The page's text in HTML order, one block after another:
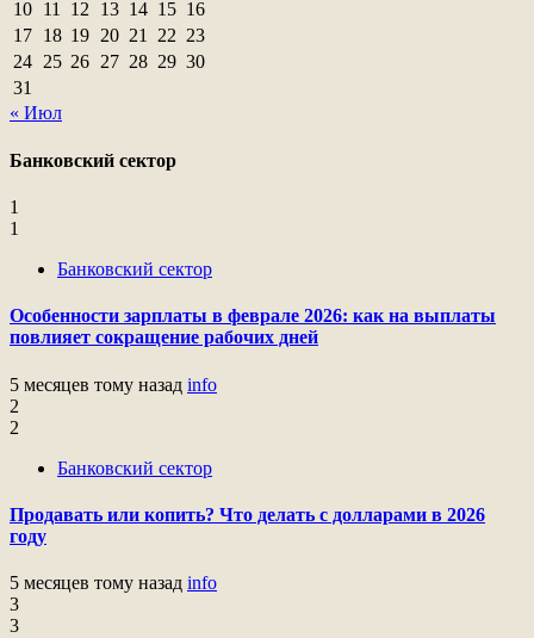
10 11 12 13 14 15 16
17 18 19 20 21 22 23
24 25 26 27 28 29 30
31
« Июл
Банковский сектор
1
1
Банковский сектор
Особенности зарплаты в феврале 2026: как на выплаты
повлияет сокращение рабочих дней
5 месяцев тому назад info
2
2
Банковский сектор
Продавать или копить? Что делать с долларами в 2026
году
5 месяцев тому назад info
3
3